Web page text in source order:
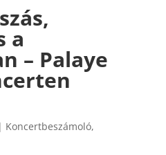
a
– Palaye
| Koncertbeszámoló,